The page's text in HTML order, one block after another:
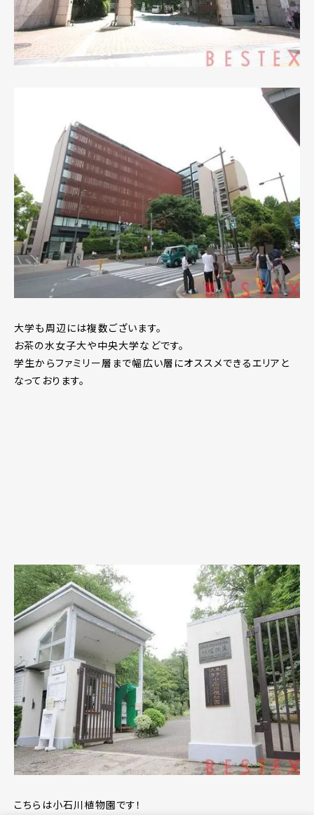
大学も周辺には複数ございます。
お茶の水女子大や中央大学などです。
学生からファミリー層まで幅広い層にオススメできるエリアと
なっております。
こちらは小石川植物園です！